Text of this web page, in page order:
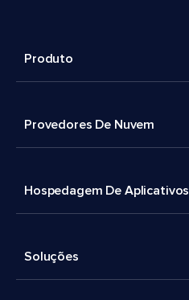
Produto
Provedores De Nuvem
Hospedagem De Aplicativos
Soluções